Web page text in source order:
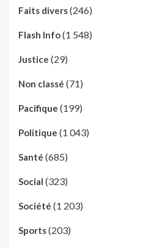
Faits divers(246)
Flash Info(1 548)
Justice (29)
Non classé (71)
Pacifique (199)
Politique (1 043)
Santé (685)
Social (323)
Société (1 203)
Sports(203)